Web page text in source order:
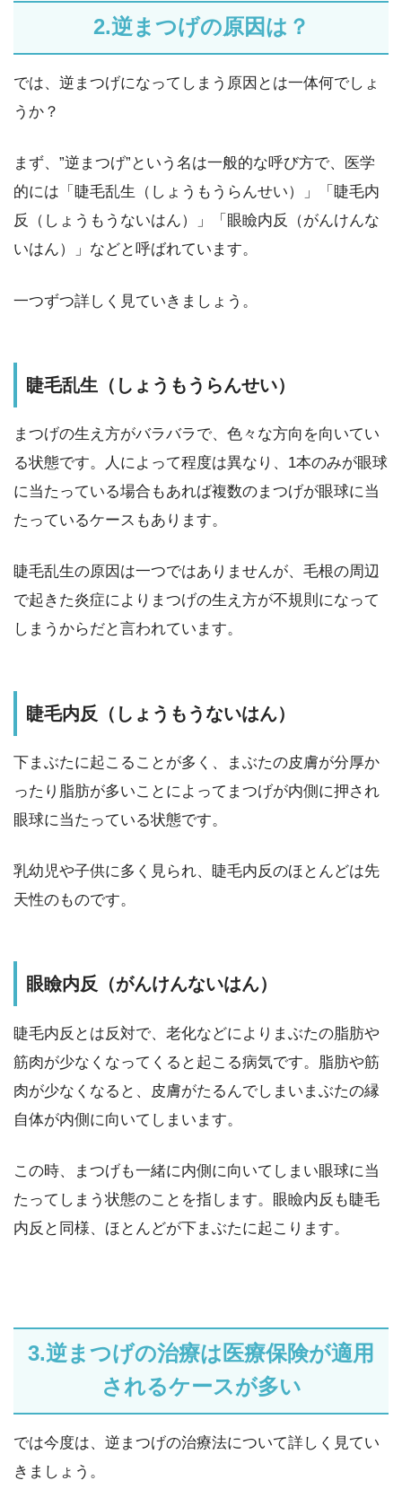
2.逆まつげの原因は？
では、逆まつげになってしまう原因とは一体何でしょ
うか？
まず、”逆まつげ”という名は一般的な呼び方で、医学
的には「睫毛乱生（しょうもうらんせい）」「睫毛内
反（しょうもうないはん）」「眼瞼内反（がんけんな
いはん）」などと呼ばれています。
一つずつ詳しく見ていきましょう。
睫毛乱生（しょうもうらんせい）
まつげの生え方がバラバラで、色々な方向を向いてい
る状態です。人によって程度は異なり、1本のみが眼球
に当たっている場合もあれば複数のまつげが眼球に当
たっているケースもあります。
睫毛乱生の原因は一つではありませんが、毛根の周辺
で起きた炎症によりまつげの生え方が不規則になって
しまうからだと言われています。
睫毛内反（しょうもうないはん）
下まぶたに起こることが多く、まぶたの皮膚が分厚か
ったり脂肪が多いことによってまつげが内側に押され
眼球に当たっている状態です。
乳幼児や子供に多く見られ、睫毛内反のほとんどは先
天性のものです。
眼瞼内反（がんけんないはん）
睫毛内反とは反対で、老化などによりまぶたの脂肪や
筋肉が少なくなってくると起こる病気です。脂肪や筋
肉が少なくなると、皮膚がたるんでしまいまぶたの縁
自体が内側に向いてしまいます。
この時、まつげも一緒に内側に向いてしまい眼球に当
たってしまう状態のことを指します。眼瞼内反も睫毛
内反と同様、ほとんどが下まぶたに起こります。
3.逆まつげの治療は医療保険が適用
されるケースが多い
では今度は、逆まつげの治療法について詳しく見てい
きましょう。